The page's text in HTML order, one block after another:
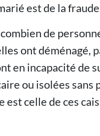
est de la
de
ont déménagé,
en incapacité de
ou isolées sans
celle de ces